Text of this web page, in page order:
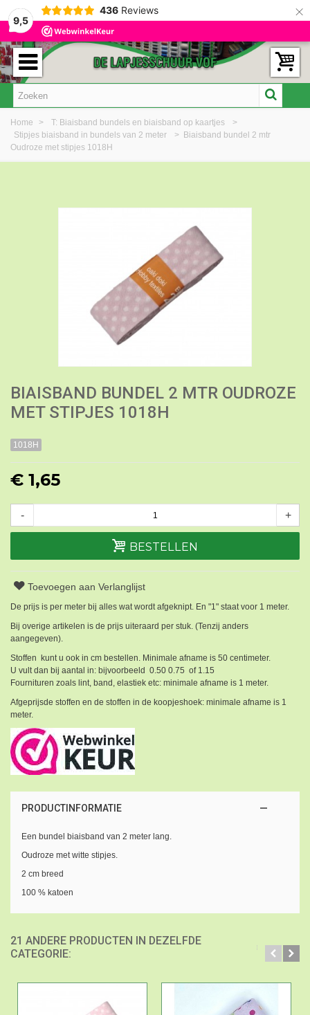
9,5
436 Reviews ×
Home > T: Biaisband bundels en biaisband op kaartjes
>
Stipjes biaisband in bundels van 2 meter
> Biaisband bundel 2 mtr
Oudroze met stipjes 1018H
BIAISBAND BUNDEL 2 MTR OUDROZE
MET STIPJES 1018H
1018H
€ 1,65
- +
BESTELLEN
Toevoegen aan Verlanglijst
De prijs is per meter bij alles wat wordt afgeknipt. En "1" staat voor 1 meter.
Bij overige artikelen is de prijs uiteraard per stuk. (Tenzij anders
aangegeven).
Stoffen kunt u ook in cm bestellen. Minimale afname is 50 centimeter.
U vult dan bij aantal in: bijvoorbeeld 0.50 0.75 of 1.15
Fournituren zoals lint, band, elastiek etc: minimale afname is 1 meter.
Afgeprijsde stoffen en de stoffen in de koopjeshoek: minimale afname is 1
meter.
PRODUCTINFORMATIE
Een bundel biaisband van 2 meter lang.
Oudroze met witte stipjes.
2 cm breed
100 % katoen
21 ANDERE PRODUCTEN IN DEZELFDE
CATEGORIE: